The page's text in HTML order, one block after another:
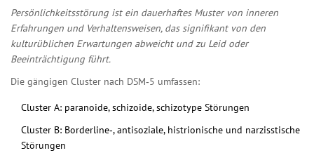
Persönlichkeitsstörung ist ein dauerhaftes Muster von inneren
Erfahrungen und Verhaltensweisen, das signifikant von den
kulturüblichen Erwartungen abweicht und zu Leid oder
Beeinträchtigung führt.
Die gängigen Cluster nach DSM‑5 umfassen:
Cluster A: paranoide, schizoide, schizotype Störungen
Cluster B: Borderline‑, antisoziale, histrionische und narzisstische
Störungen